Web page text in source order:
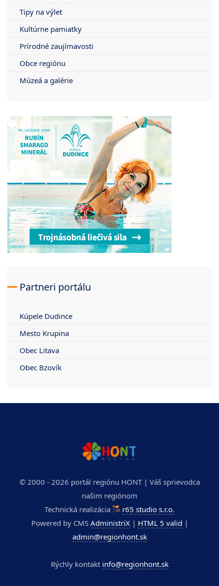
Tipy na výlet
Kultúrne pamiatky
Prírodné zaujímavosti
Obce regiónu
Múzeá a galérie
Partneri portálu
Kúpele Dudince
Mesto Krupina
Obec Litava
Obec Bzovík
© 2000 - 2026 portál regiónu HONT | Váš sprievodca
našim regiónom
Technická realizácia
r65 studio s.r.o.
Powered by CMS AdministriX| HTML 5 valid |
admin@regionhont.sk
Rýchly kontakt info@regionhont.sk